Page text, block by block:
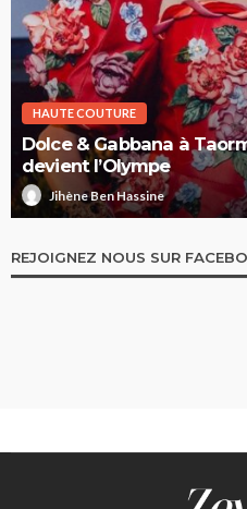
HAUTE COUTURE
Dolce & Gabbana à
devient l’Olympe
Jihène Ben Hassine
REJOIGNEZ NOUS SUR